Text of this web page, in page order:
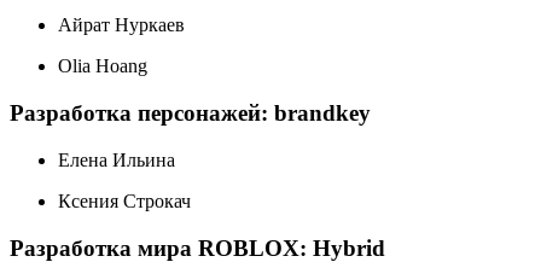
Айрат Нуркаев
Olia Hoang
Разработка персонажей: brandkey
Елена Ильина
Ксения Строкач
Разработка мира ROBLOX: Hybrid